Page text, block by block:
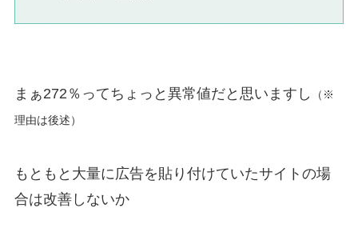
まぁ272％ってちょっと異常値だと思いますし
（※
理由は後述）
もともと大量に広告を貼り付けていたサイトの場
合は改善しないか